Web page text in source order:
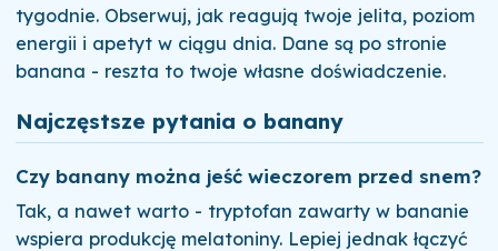
tygodnie. Obserwuj, jak reagują twoje jelita, poziom
energii i apetyt w ciągu dnia. Dane są po stronie
banana - reszta to twoje własne doświadczenie.
Najczęstsze pytania o banany
Czy banany można jeść wieczorem przed snem?
Tak, a nawet warto - tryptofan zawarty w bananie
wspiera produkcję melatoniny. Lepiej jednak łączyć